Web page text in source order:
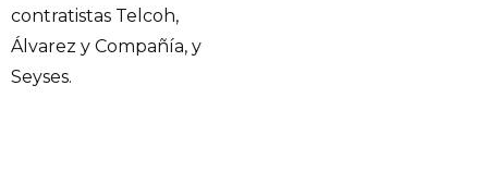
contratistas Telcoh,
Álvarez y Compañía, y
Seyses.